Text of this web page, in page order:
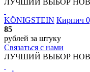
ЛУЧШИЙ ВЫБОР
KÖNIGSTEIN Кирпич
85
рублей за штуку
Связаться с нами
ЛУЧШИЙ ВЫБОР